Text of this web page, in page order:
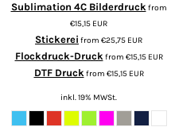
Sublimation 4C Bilderdruckfrom
€15,15 EUR
Stickerei from €25,75 EUR
Flockdruck-Druckfrom €15,15 EUR
DTF Druckfrom €15,15 EUR
inkl. 19% MWSt.